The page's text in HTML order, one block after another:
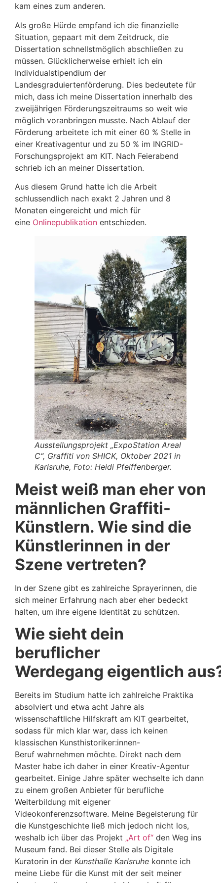
kam eines zum anderen.
Als große Hürde empfand ich die finanzielle
Situation, gepaart mit dem Zeitdruck, die
Dissertation schnellstmöglich abschließen zu
müssen. Glücklicherweise erhielt ich ein
Individualstipendium der
Landesgraduiertenförderung. Dies bedeutete für
mich, dass ich meine Dissertation innerhalb des
zweijährigen Förderungszeitraums so weit wie
möglich voranbringen musste. Nach Ablauf der
Förderung arbeitete ich mit einer 60 % Stelle in
einer Kreativagentur und zu 50 % im INGRID-
Forschungsprojekt am KIT. Nach Feierabend
schrieb ich an meiner Dissertation.
Aus diesem Grund hatte ich die Arbeit
schlussendlich nach exakt 2 Jahren und 8
Monaten eingereicht und mich für
eine Onlinepublikation entschieden.
Ausstellungsprojekt „ExpoStation Areal
C“, Graffiti von SHICK, Oktober 2021 in
Karlsruhe, Foto: Heidi Pfeiffenberger.
Meist weiß man eher von
männlichen Graffiti-
Künstlern. Wie sind die
Künstlerinnen in der
Szene vertreten?
In der Szene gibt es zahlreiche Sprayerinnen, die
sich meiner Erfahrung nach aber eher bedeckt
halten, um ihre eigene Identität zu schützen.
Wie sieht dein
beruflicher
Werdegang eigentlich
Bereits im Studium hatte ich zahlreiche Praktika
absolviert und etwa acht Jahre als
wissenschaftliche Hilfskraft am KIT gearbeitet,
sodass für mich klar war, dass ich keinen
klassischen Kunsthistoriker:innen-
Beruf wahrnehmen möchte. Direkt nach dem
Master habe ich daher in einer Kreativ-Agentur
gearbeitet. Einige Jahre später wechselte ich dann
zu einem großen Anbieter für berufliche
Weiterbildung mit eigener
Videokonferenzsoftware. Meine Begeisterung für
die Kunstgeschichte ließ mich jedoch nicht los,
weshalb ich über das Projekt „Art of“ den Weg ins
Museum fand. Bei dieser Stelle als Digitale
Kuratorin in der Kunsthalle Karlsruhe konnte ich
meine Liebe für die Kunst mit der seit meiner